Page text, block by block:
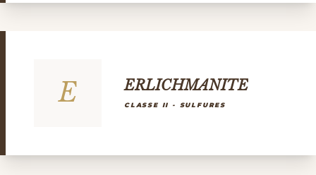
E ERLICHMANITE
CLASSE II - SULFURES